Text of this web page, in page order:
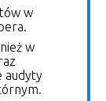
w
w
audyty